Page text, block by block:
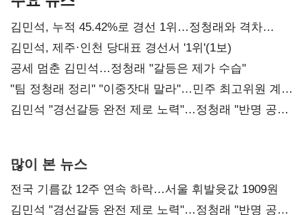
김민석, 누적 45.42%로 경선 1위…정청래와 격차
0.86%p(2보)
김민석, 제주·인천 당대표 경선서 '1위'(1보)
공세 멈춘 김민석…정청래 "갈등은 제가 수습"
"팀 정청래 정리" "이중잣대 말라"…민주 최고위원 계파
다툼 격화
김민석 "경선갈등 완전 제로 노력"…정청래 "반명 공세
많이 본 뉴스
전국 기름값 12주 연속 하락…서울 휘발윳값 1909원
김민석 "경선갈등 완전 제로 노력"…정청래 "반명 공세